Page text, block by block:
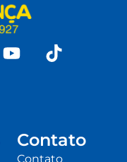
Contato
Contato